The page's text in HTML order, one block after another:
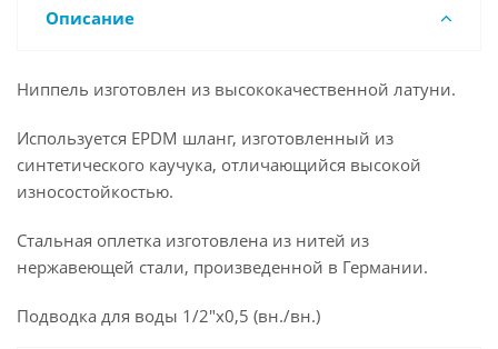
Описание
Ниппель изготовлен из высококачественной латуни.
Используется EPDM шланг, изготовленный из
синтетического каучука, отличающийся высокой
износостойкостью.
Стальная оплетка изготовлена из нитей из
нержавеющей стали, произведенной в Германии.
Подводка для воды 1/2"x0,5 (вн./вн.)